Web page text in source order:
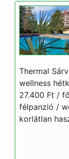
Thermal
wellness
27.400 Ft /
félpanzió /
korlátlan